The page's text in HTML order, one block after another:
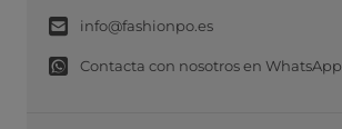
info@fashionpo.es
Contacta con nosotros en WhatsApp